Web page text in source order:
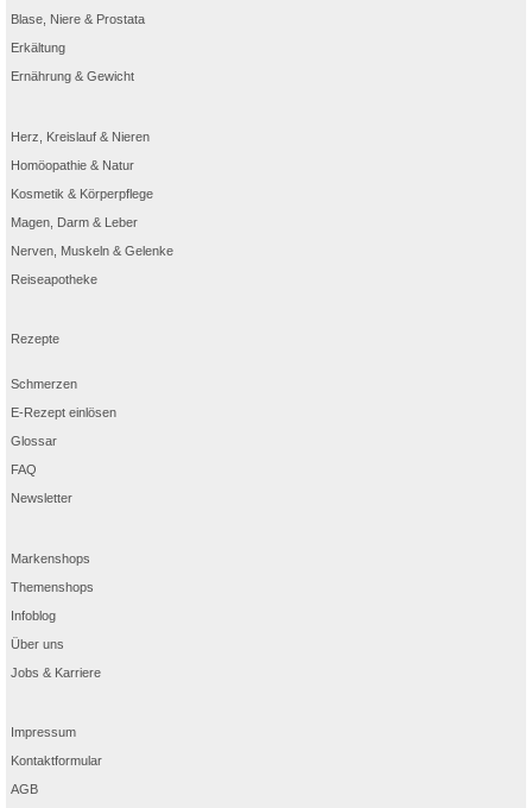
Blase, Niere & Prostata
Erkältung
Ernährung & Gewicht
Herz, Kreislauf & Nieren
Homöopathie & Natur
Kosmetik & Körperpflege
Magen, Darm & Leber
Nerven, Muskeln & Gelenke
Reiseapotheke
Rezepte
Schmerzen
E-Rezept einlösen
Glossar
FAQ
Newsletter
Markenshops
Themenshops
Infoblog
Über uns
Jobs & Karriere
Impressum
Kontaktformular
AGB